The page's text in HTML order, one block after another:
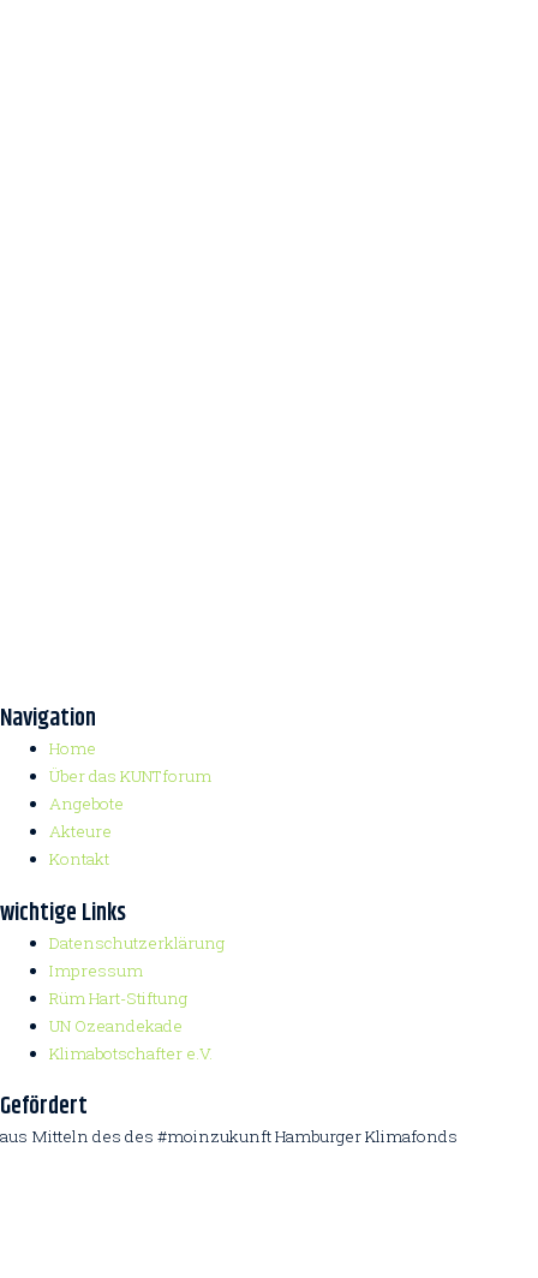
Navigation
Home
Über das KUNTforum
Angebote
Akteure
Kontakt
wichtige Links
Datenschutzerklärung
Impressum
Rüm Hart-Stiftung
UN Ozeandekade
Klimabotschafter e.V.
Gefördert
aus Mitteln des des #moinzukunft Hamburger Klimafonds